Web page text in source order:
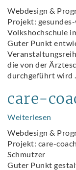
Webdesign &
Projekt:
Volkshochschule
Guter Punkt
die von der
durchgeführt wird .
care-
Weiterlesen
Webdesign &
Projekt: care-
Schmutzer
Guter Punkt